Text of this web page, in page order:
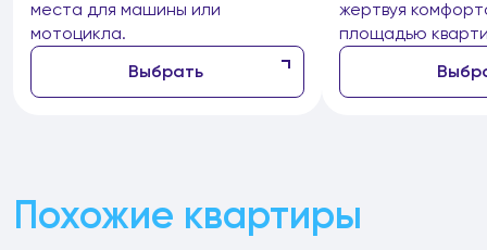
места для машины или
мотоцикла.
Выбрать
жертвуя
площадью
Похожие квартиры